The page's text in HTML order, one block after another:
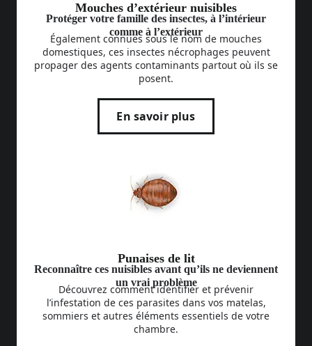
Mouches d’extérieur nuisibles
Protéger votre famille des insectes, à l’intérieur
comme à l’extérieur
Également connues sous le nom de mouches
domestiques, ces insectes nécrophages peuvent
propager des agents contaminants partout où ils se
posent.
En savoir plus
Punaises de lit
Reconnaître ces nuisibles avant qu’ils ne deviennent
un vrai problème
Découvrez comment identifier et prévenir
l’infestation de ces parasites dans vos matelas,
sommiers et autres éléments essentiels de votre
chambre.